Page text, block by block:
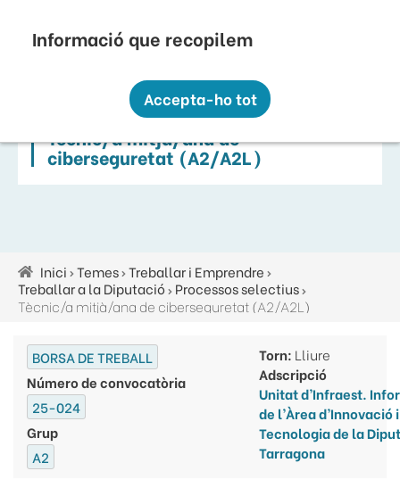
contingut
Tècnic/a mitjà/ana de
ciberseguretat (A2/A2L)
d'ariadna
Inici Temes Treballar i Emprendre
Treballar a la Diputació Processos selectius
Tècnic/a mitjà/ana de ciberseguretat (A2/A2L)
BORSA DE TREBALL
Número de convocatòria
25-024
Grup
A2
Torn: Lliure
Adscripció
Unitat d’Infraest.
de l’Àrea d’Innovació i
Tecnologia de la
Tarragona
personal amb les següents finalitats:
Funcionalitat, Analítica.
Més informació
Canviar preferències
Accepta-ho tot